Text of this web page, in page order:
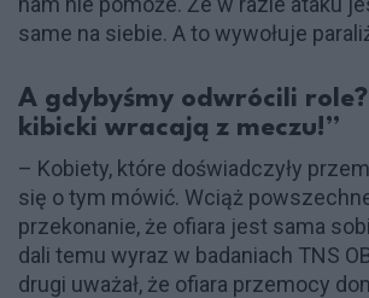
same na siebie. A to wywołuje
A gdybyśmy odwrócili
kibicki wracają z meczu!”
– Kobiety, które doświadczyły
się o tym mówić. Wciąż
przekonanie, że ofiara jest sama
dali temu wyraz w badaniach TNS
drugi uważał, że ofiara przemocy